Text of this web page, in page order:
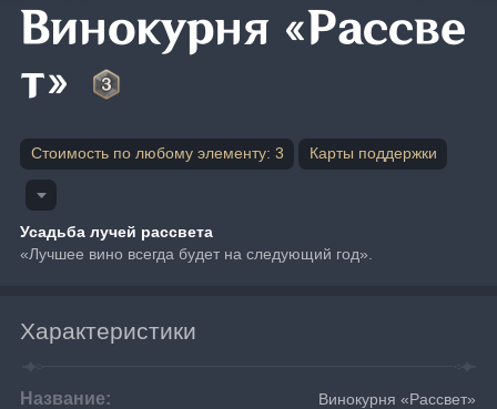
Винокурня «Рассве
т»
Стоимость по любому элементу: 3 Карты поддержки
Усадьба лучей рассвета
«Лучшее вино всегда будет на следующий год».
Характеристики
Название: Винокурня «Рассвет»